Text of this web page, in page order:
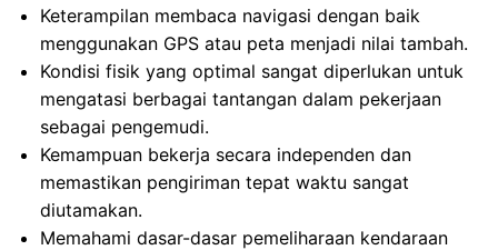
Keterampilan membaca navigasi dengan baik
menggunakan GPS atau peta menjadi nilai tambah.
Kondisi fisik yang optimal sangat diperlukan untuk
mengatasi berbagai tantangan dalam pekerjaan
sebagai pengemudi.
Kemampuan bekerja secara independen dan
memastikan pengiriman tepat waktu sangat
diutamakan.
Memahami dasar-dasar pemeliharaan kendaraan